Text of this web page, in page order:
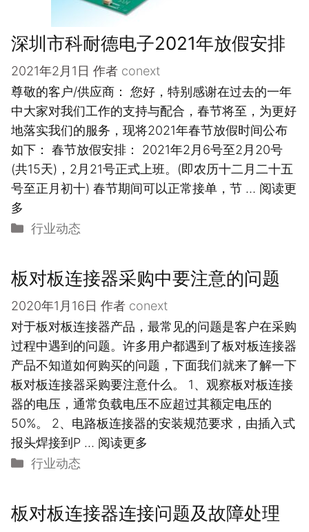
深圳市科耐德电子2021年放假安排
2021年2月1日 作者 conext
尊敬的客户/供应商： 您好，特别感谢在过去的一年
中大家对我们工作的支持与配合，春节将至，为更好
地落实我们的服务，现将2021年春节放假时间公布
如下： 春节放假安排： 2021年2月6号至2月20号
(共15天)，2月21号正式上班。(即农历十二月二十五
号至正月初十) 春节期间可以正常接单，节 … 阅读更
多
分
行业动态
板对板连接器采购中要注意的问题
2020年1月16日 作者 conext
对于板对板连接器产品，最常见的问题是客户在采购
过程中遇到的问题。许多用户都遇到了板对板连接器
产品不知道如何购买的问题，下面我们就来了解一下
板对板连接器采购要注意什么。 1、观察板对板连接
器的电压，通常负载电压不应超过其额定电压的
50%。 2、电路板连接器的安装规范要求，由插入式
报头焊接到P … 阅读更多
分
行业动态
板对板连接器连接问题及故障处理